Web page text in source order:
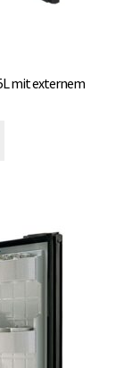
mit externem
auf.
Die
Optionen
können
auf
der